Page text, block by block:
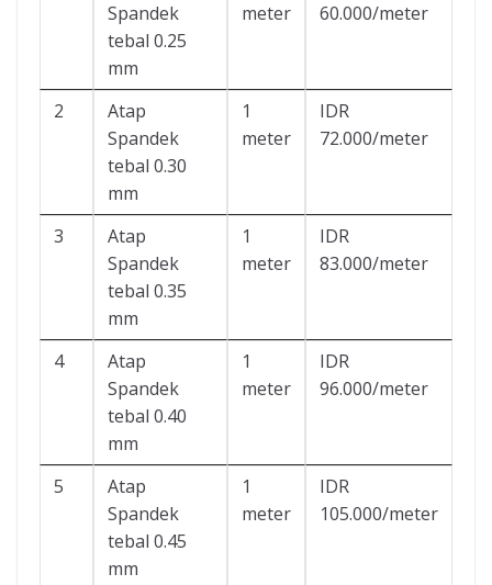
Spandek
tebal 0.25
mm
meter
60.000/meter
2
Atap
Spandek
tebal 0.30
mm
1
meter
IDR
72.000/meter
3
Atap
Spandek
tebal 0.35
mm
1
meter
IDR
83.000/meter
4
Atap
Spandek
tebal 0.40
mm
1
meter
IDR
96.000/meter
5
Atap
Spandek
tebal 0.45
mm
1
meter
IDR
105.000/meter